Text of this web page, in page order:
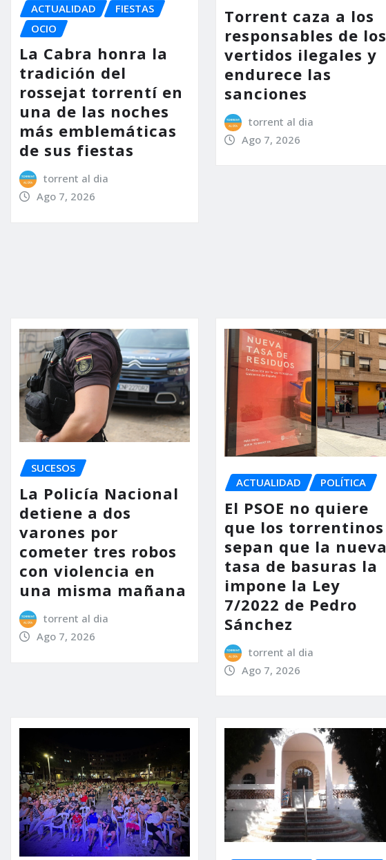
ACTUALIDAD
FIESTAS
OCIO
La Cabra honra la
tradición del
rossejat torrentí en
una de las noches
más emblemáticas
de sus fiestas
torrent al dia
Ago 7, 2026
Torrent caza a los
responsables de los
vertidos ilegales y
endurece las
sanciones
torrent al dia
Ago 7, 2026
SUCESOS
La Policía Nacional
detiene a dos
varones por
cometer tres robos
con violencia en
una misma mañana
torrent al dia
Ago 7, 2026
ACTUALIDAD POLÍTICA
El PSOE no quiere
que los torrentinos
sepan que la nueva
tasa de basuras la
impone la Ley
7/2022 de Pedro
Sánchez
torrent al dia
Ago 7, 2026